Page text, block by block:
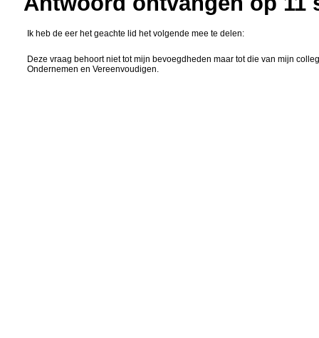
Ik heb de eer het geachte lid het volgende mee te delen:
Deze vraag behoort niet tot mijn bevoegdheden maar tot die van mijn
Ondernemen en Vereenvoudigen.